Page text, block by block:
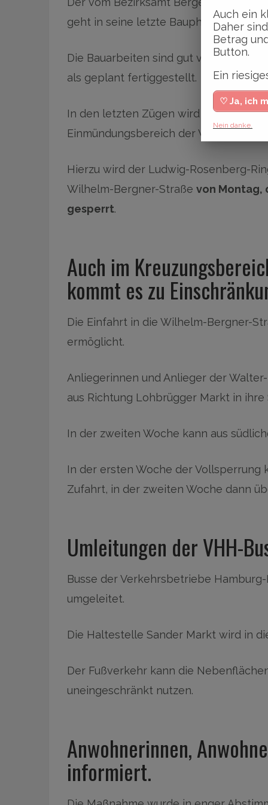
geht in seine letzte Bauphase.
Die Bauarbeiten sind gut
als geplant fertiggestellt.
In den letzten Zügen wird nun die
Einmündungsbereich der Wilhelm-
Hierzu wird der Ludwig-Rosenberg-
Wilhelm-Bergner-Straße von Montag,
gesperrt.
Auch im
kommt es zu
Die Einfahrt in die Wilhelm-Bergner-
ermöglicht.
Anliegerinnen und Anlieger der
aus Richtung Lohbrügger Markt in ihre
In der zweiten Woche kann aus
In der ersten Woche der Vollsperrung
Zufahrt, in der zweiten Woche dann
Umleitungen der VHH-
Busse der Verkehrsbetriebe
umgeleitet.
Die Haltestelle Sander Markt wird in
Der Fußverkehr kann die
uneingeschränkt nutzen.
Anwohnerinnen,
informiert.
Auch ein
Daher sind
Betrag
Button.
Ein
♡ Ja, ich
Nein danke.